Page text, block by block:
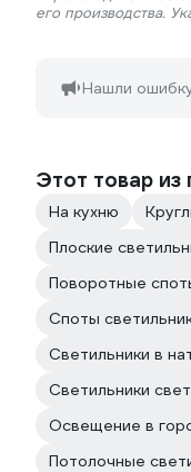
его производства.
Нашли
Этот товар из
На кухню
Плоские
Поворотные
Споты
Светильники в
Светильники
Освещение в
Потолочные